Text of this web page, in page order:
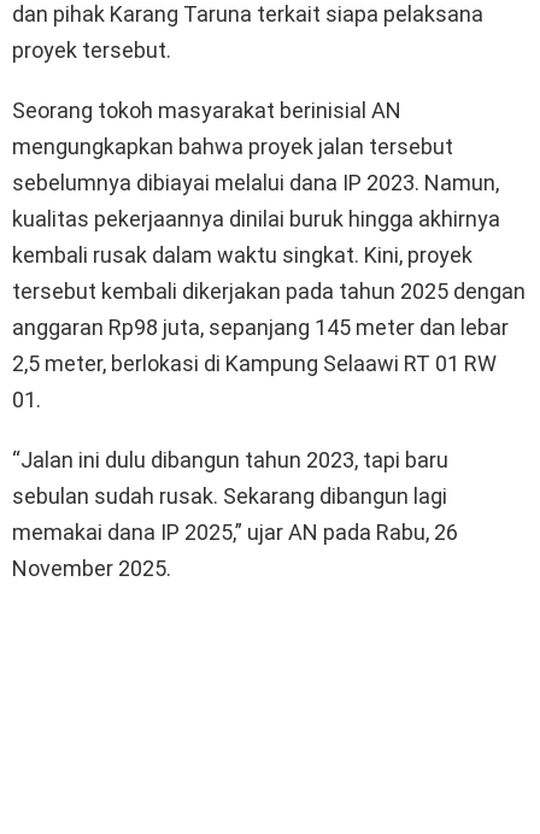
dan pihak Karang Taruna terkait siapa pelaksana
proyek tersebut.
Seorang tokoh masyarakat berinisial AN
mengungkapkan bahwa proyek jalan tersebut
sebelumnya dibiayai melalui dana IP 2023. Namun,
kualitas pekerjaannya dinilai buruk hingga akhirnya
kembali rusak dalam waktu singkat. Kini, proyek
tersebut kembali dikerjakan pada tahun 2025 dengan
anggaran Rp98 juta, sepanjang 145 meter dan lebar
2,5 meter, berlokasi di Kampung Selaawi RT 01 RW
01.
“Jalan ini dulu dibangun tahun 2023, tapi baru
sebulan sudah rusak. Sekarang dibangun lagi
memakai dana IP 2025,” ujar AN pada Rabu, 26
November 2025.